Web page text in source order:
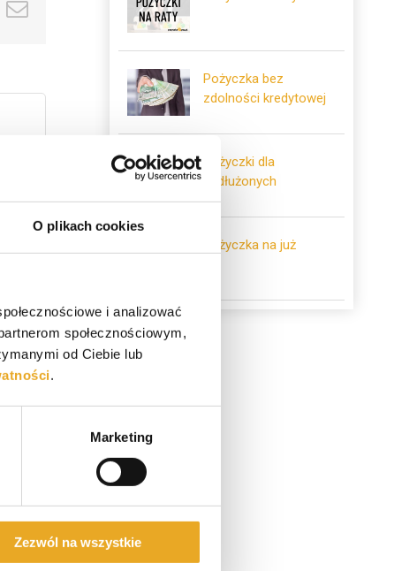
O plikach cookies
i analizować
społecznościowym,
od Ciebie lub
.
Marketing
Zezwól na wszystkie
Email
Pożyczka bez
zdolności kredytowej
Pożyczki dla
zadłużonych
Pożyczka na już